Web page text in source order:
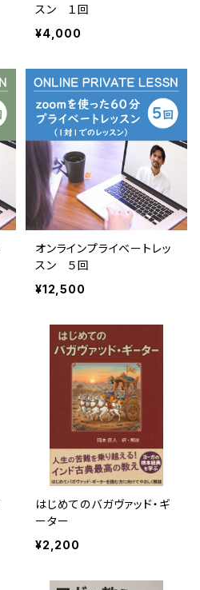
スン １回
¥4,000
オンラインプライベートレッ
スン ５回
¥12,500
はじめてのバガヴァッド・ギ
ーター
¥2,200